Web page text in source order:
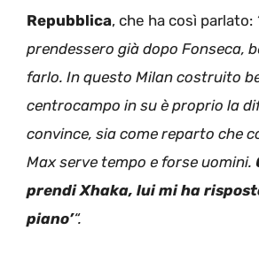
Repubblica, che ha così parlato:
prendessero già dopo Fonseca,
farlo. In questo Milan costruito
centrocampo in su è proprio la
convince, sia come reparto che
Max serve tempo e forse uomini.
prendi Xhaka, lui mi ha
piano’“.